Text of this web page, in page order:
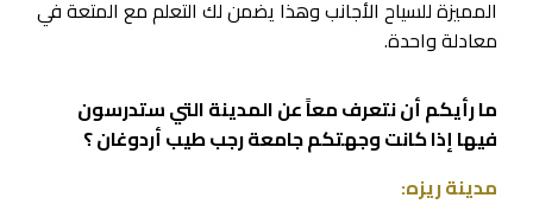
المميزة للسياح الأجانب وهذا يضمن لك التعلم مع المتعة في
معادلة واحدة.
ما رأيكم أن نتعرف معاً عن المدينة التي ستدرسون
فيها إذا كانت وجهتكم جامعة رجب طيب أردوغان ؟
مدينة ريزه: